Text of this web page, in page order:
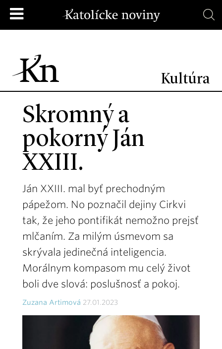
Kultúra
Skromný a
pokorný Ján
XXIII.
Ján XXIII. mal byť prechodným
pápežom. No poznačil dejiny Cirkvi
tak, že jeho pontifikát nemožno prejsť
mlčaním. Za milým úsmevom sa
skrývala jedinečná inteligencia.
Morálnym kompasom mu celý život
boli dve slová: poslušnosť a pokoj.
Zuzana Artimová 27.01.2023